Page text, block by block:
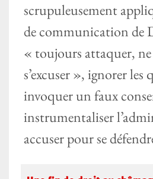
scrupuleusement
de communication de
« toujours attaquer, ne
s’excuser », ignorer les
invoquer un faux
instrumentaliser
accuser pour se